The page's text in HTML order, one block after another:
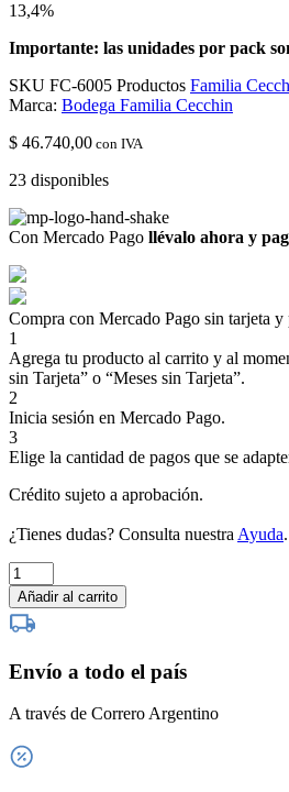
13,4%
Importante: las unidades por pack
SKU FC-6005 Productos Familia
Marca: Bodega Familia Cecchin
$ 46.740,00 con IVA
23 disponibles
Con Mercado Pago llévalo ahora y
Compra con Mercado Pago sin tarjeta y
1
Agrega tu producto al carrito y al
sin Tarjeta” o “Meses sin Tarjeta”.
2
Inicia sesión en Mercado Pago.
3
Elige la cantidad de pagos que se
Crédito sujeto a aprobación.
¿Tienes dudas? Consulta nuestra Ayuda.
Picum
Cabernet
Sauvignon
x
cantidad
Añadir al carrito
Envío a todo el país
A través de Correro Argentino